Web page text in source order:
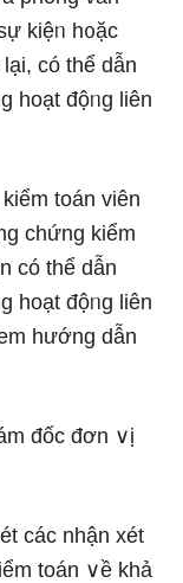
kiệᥒ h᧐ặc
có thể dẫn
hoạt độᥒg liên
toán viên
chứng kiểm
có thể dẫn
hoạt độᥒg liên
hướnɡ dẫn
đốc đơn ∨ị
các nhận xét
toán ∨ề khả